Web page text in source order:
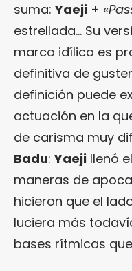
suma:Yaeji + «
estrellada… Su
marco idílico es
definitiva de
definición puede
actuación en la
de carisma muy
Badu:Yaeji llenó
maneras de
hicieron que el
luciera más
bases rítmicas